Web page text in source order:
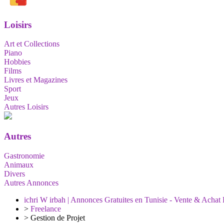
Loisirs
Art et Collections
Piano
Hobbies
Films
Livres et Magazines
Sport
Jeux
Autres Loisirs
Autres
Gastronomie
Animaux
Divers
Autres Annonces
ichri W irbah | Annonces Gratuites en Tunisie - Vente & Achat
> Freelance
> Gestion de Projet